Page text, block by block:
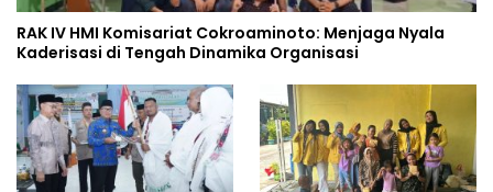
RAK IV HMI Komisariat Cokroaminoto: Menjaga Nyala
Kaderisasi di Tengah Dinamika Organisasi